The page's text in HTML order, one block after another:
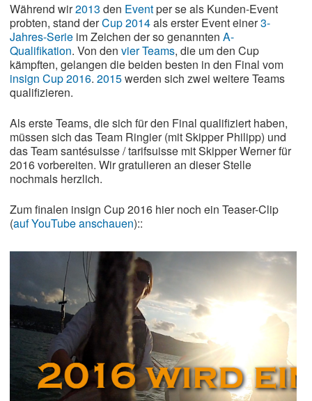
Während wir2013 den Eventper se als Kunden-Event
probten, stand derCup 2014als erster Event einer3-
Jahres-Serie im Zeichen der so genannten A-
Qualifikation. Von den vier Teams, die um den Cup
kämpften, gelangen die beiden besten in den Final vom
insign Cup 2016. 2015werden sich zwei weitere Teams
qualifizieren.
Als erste Teams, die sich für den Final qualifiziert haben,
müssen sich das Team Ringier (mit Skipper Philipp) und
das Team santésuisse / tarifsuisse mit Skipper Werner für
2016 vorbereiten. Wir gratulieren an dieser Stelle
nochmals herzlich.
Zum finalen insign Cup 2016 hier noch ein Teaser-Clip
(auf YouTube anschauen)::